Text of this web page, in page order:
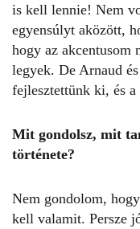
is kell lennie! Nem
egyensúlyt aközött,
hogy az akcentusom
legyek. De Arnaud
fejlesztettünk ki, és
Mit gondolsz, mit
története?
Nem gondolom,
kell valamit. Persze